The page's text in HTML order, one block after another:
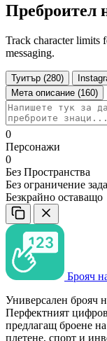
Преброител
Track character limits
messaging.
Туитър (280)
Мета описание (160)
0
Персонажи
0
Без Пространства
Без ограничение
Безкрайно оставащо
Брояч
Универсален брояч
Перфектният
предлагащ броене
плетене, спорт и